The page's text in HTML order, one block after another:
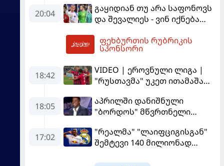
მოთმინება სჭირდება,
რომელსაც 100%-ით
"ლივერპულის" ყოფილმა
მეკარემ
20:04
გაყიდიან თუ არა საფონოვს
და შევალიეს - ვინ იქნება
ფეხბურთის რუბრიკის
სპონსორი
18:42
VIDEO | ეროვნული ლიგა |
"რუსთავმა" უკეთ ითამაშა
მოიგო, "ტორპედომ" გვიან
გაიღვიძა...
18:05
აპრილში დანიშნული
"ბორდოს" მწვრთნელი
17:02
"რეალმა" "ლაიფციგისგან"
შემტევი 140 მილიონად